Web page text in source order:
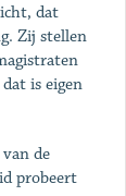
dat
Zij stellen
is eigen
de
probeert